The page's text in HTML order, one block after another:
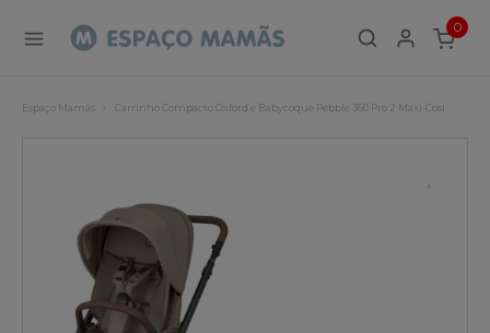
0
ITEMS
Espaço Mamãs Carrinho Compacto Oxford e Babycoque Pebble 360 Pro 2 Maxi-Cosi